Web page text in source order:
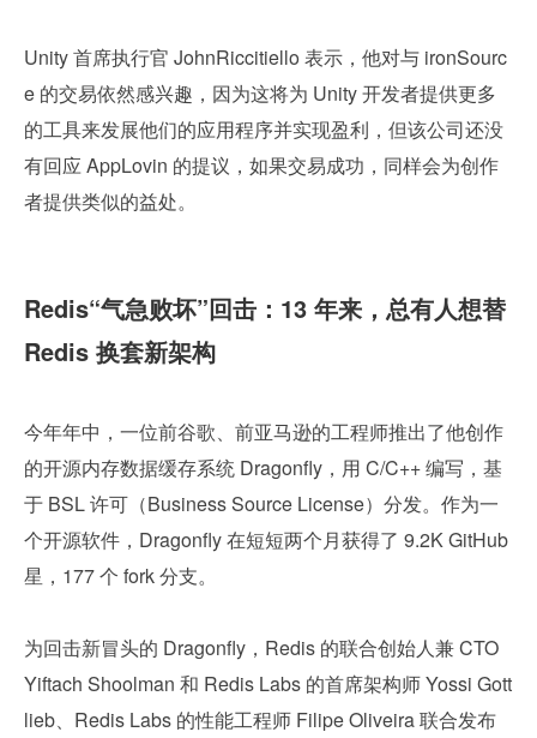
Unity 首席执行官 JohnRiccitiello 表示，他对与 ironSourc
e 的交易依然感兴趣，因为这将为 Unity 开发者提供更多
的工具来发展他们的应用程序并实现盈利，但该公司还没
有回应 AppLovin 的提议，如果交易成功，同样会为创作
者提供类似的益处。
Redis“气急败坏”回击：13 年来，总有人想替
Redis 换套新架构
今年年中，一位前谷歌、前亚马逊的工程师推出了他创作
的开源内存数据缓存系统 Dragonfly，用 C/C++ 编写，基
于 BSL 许可（Business Source License）分发。作为一
个开源软件，Dragonfly 在短短两个月获得了 9.2K GitHub
星，177 个 fork 分支。
为回击新冒头的 Dragonfly，Redis 的联合创始人兼 CTO
Yiftach Shoolman 和 Redis Labs 的首席架构师 Yossi Gott
lieb、Redis Labs 的性能工程师 Filipe Oliveira 联合发布